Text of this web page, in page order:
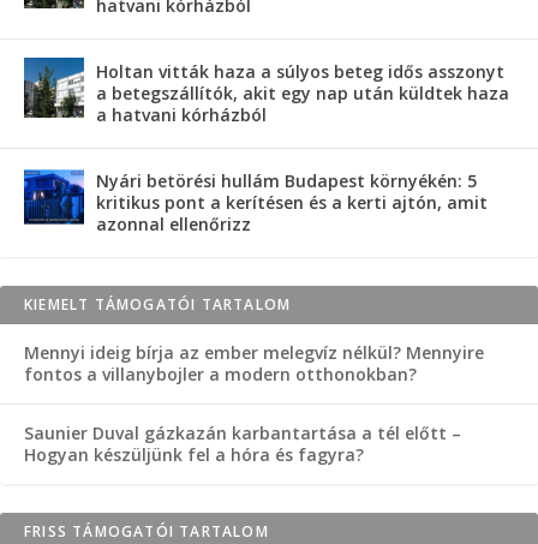
hatvani kórházból
Holtan vitták haza a súlyos beteg idős asszonyt
a betegszállítók, akit egy nap után küldtek haza
a hatvani kórházból
Nyári betörési hullám Budapest környékén: 5
kritikus pont a kerítésen és a kerti ajtón, amit
azonnal ellenőrizz
KIEMELT TÁMOGATÓI TARTALOM
Mennyi ideig bírja az ember melegvíz nélkül? Mennyire
fontos a villanybojler a modern otthonokban?
Saunier Duval gázkazán karbantartása a tél előtt –
Hogyan készüljünk fel a hóra és fagyra?
FRISS TÁMOGATÓI TARTALOM